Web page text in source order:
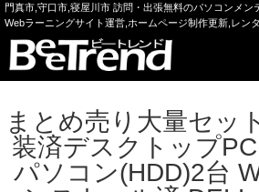
門真市,守口市,寝屋川市 訪問・出張無料のパソコンメン
Webラーニングサイト運営,ホームページ制作更新,レン
まとめ売り大量セッ
装済デスクトップ
パソコン(HDD)2台